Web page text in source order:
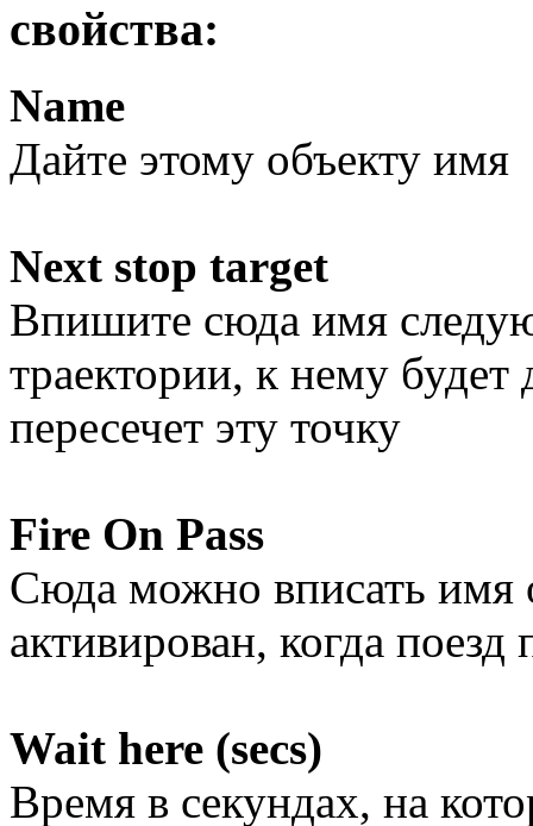
свойства:
Name
Дайте этому объекту имя
Next stop target
Впишите сюда имя
траектории, к нему будет
пересечет эту точку
Fire On Pass
Сюда можно вписать имя
активирован, когда поезд
Wait here (secs)
Время в секундах, на